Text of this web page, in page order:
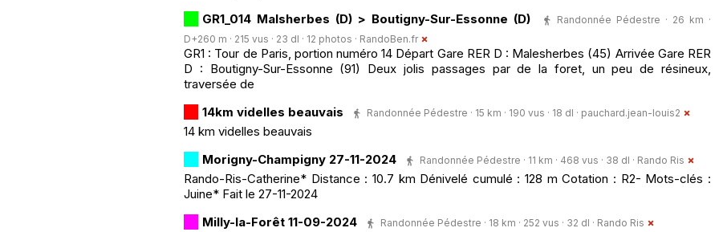
GR1_014 Malsherbes (D) > Boutigny-Sur-Essonne (D)
Randonnée Pédestre · 26 km ·
D+260 m · 215 vus · 23 dl · 12 photos · RandoBen.fr
GR1 : Tour de Paris, portion numéro 14 Départ Gare RER D : Malesherbes (45) Arrivée Gare RER
D : Boutigny-Sur-Essonne (91) Deux jolis passages par de la foret, un peu de résineux,
traversée de
14km videlles beauvais
Randonnée Pédestre · 15 km · 190 vus · 18 dl · pauchard.jean-louis2
14 km videlles beauvais
Morigny-Champigny 27-11-2024
Randonnée Pédestre · 11 km · 468 vus · 38 dl · Rando Ris
Rando-Ris-Catherine* Distance : 10.7 km Dénivelé cumulé : 128 m Cotation : R2- Mots-clés :
Juine* Fait le 27-11-2024
Milly-la-Forêt 11-09-2024
Randonnée Pédestre · 18 km · 252 vus · 32 dl · Rando Ris